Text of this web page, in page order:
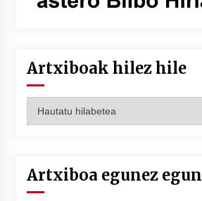
Artxiboak hilez hile
hilez
Artxiboa egunez egun